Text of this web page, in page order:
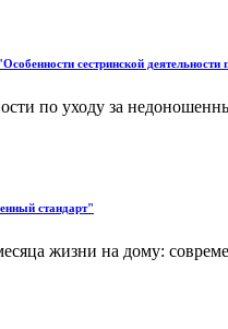
сестринской
по уходу за
стандарт"
жизни на дому: